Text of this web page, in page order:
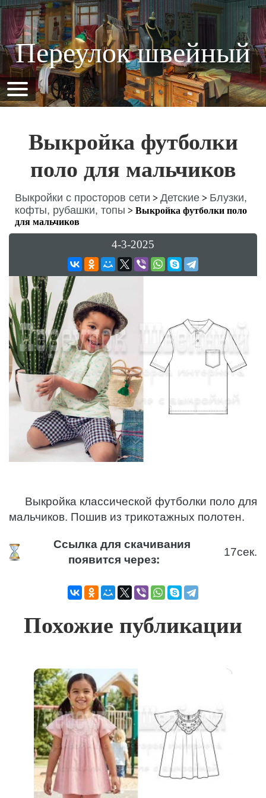
Переулок швейный
Выкройка футболки
поло для мальчиков
Выкройки с просторов сети > Детские > Блузки,
кофты, рубашки, топы > Выкройка футболки поло
для мальчиков
4-3-2025
Выкройка классической футболки поло для
мальчиков. Пошив из трикотажных полотен.
Ссылка для скачивания
появится через:
17сек.
Похожие публикации